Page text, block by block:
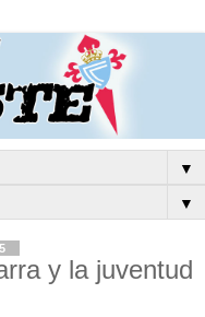
▼
▼
y la juventud